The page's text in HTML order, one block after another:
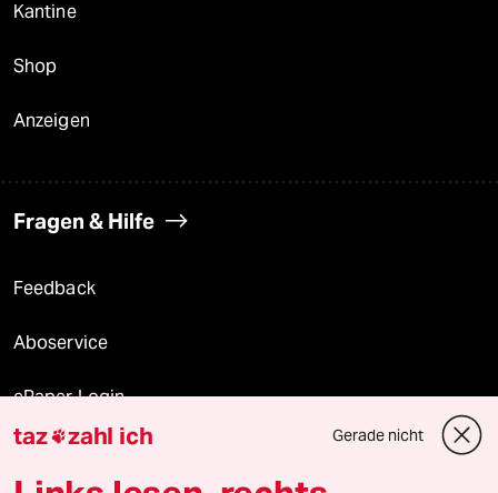
Kantine
Shop
Anzeigen
Fragen & Hilfe
Feedback
Aboservice
ePaper Login
Downloads für Abonnierende
taz zahl ich Gerade nicht